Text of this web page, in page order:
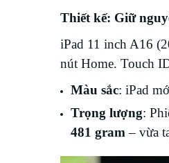
Thiết kế: Giữ
iPad 11 inch A16
nút Home. Touch
Màu sắc: iPad
Trọng lượng:
481 gram – vừa